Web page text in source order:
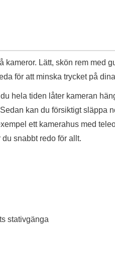
kameror. Lätt, skön rem med
för att minska trycket på
hela tiden låter kameran
kan du försiktigt släppa
ett kamerahus med
snabbt redo för allt.
stativgänga